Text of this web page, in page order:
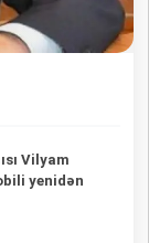
Vilyam
yenidən